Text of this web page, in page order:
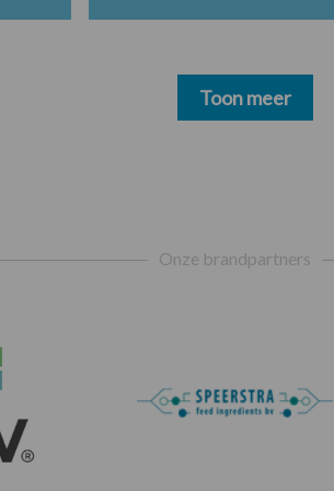
Toon meer
Onze brandpartners